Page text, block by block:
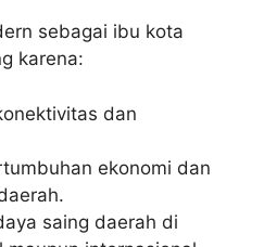
sebagai ibu kota
karena:
dan
ekonomi dan
saing daerah di